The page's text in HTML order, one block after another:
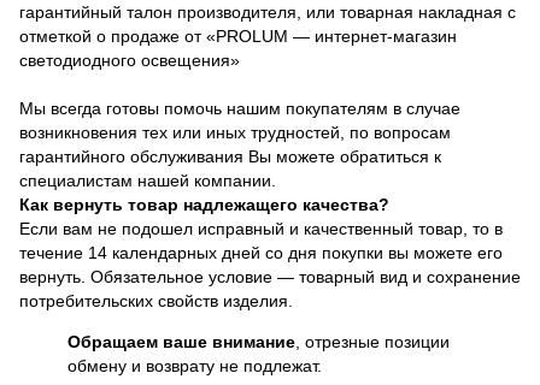
гарантийный талон производителя, или товарная накладная с
отметкой о продаже от «PROLUM — интернет-магазин
светодиодного освещения»
Мы всегда готовы помочь нашим покупателям в случае
возникновения тех или иных трудностей, по вопросам
гарантийного обслуживания Вы можете обратиться к
специалистам нашей компании.
Как вернуть товар надлежащего качества?
Если вам не подошел исправный и качественный товар, то в
течение 14 календарных дней со дня покупки вы можете его
вернуть. Обязательное условие — товарный вид и сохранение
потребительских свойств изделия.
Обращаем ваше внимание , отрезные позиции
обмену и возврату не подлежат.